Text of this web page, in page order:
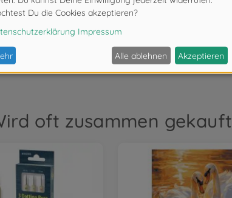
Erstickungsgefahr durch
oft zusammen gekauft